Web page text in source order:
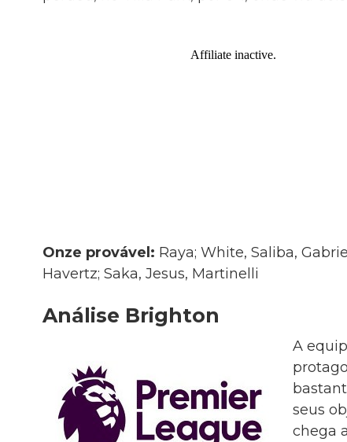
Onze provável: Raya; White, Saliba,
Havertz; Saka, Jesus, Martinelli
Análise Brighton
A
seus
chega